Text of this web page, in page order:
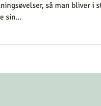
så man bliver i
sin...